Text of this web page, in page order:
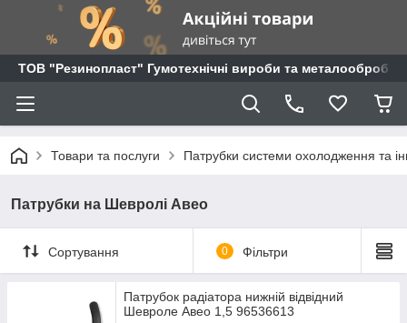
ТОВ "Резинопласт" Гумотехнічні вироби та металообробка
Товари та послуги Патрубки системи охолодження та
Патрубки на Шевролі Авео
Сортування 0 Фільтри
Патрубок радіатора нижній відвідний
Шевроле Авео 1,5 96536613